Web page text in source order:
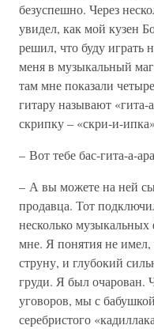
безуспешно. Через
увидел, как мой кузен
решил, что буду играть
меня в музыкальный
там мне показали
гитару называют «гита-
скрипку – «скри-и-
– Вот тебе бас-гита-а-
– А вы можете на ней
продавца. Тот
несколько
мне. Я понятия не имел,
струну, и глубокий
груди. Я был очарован.
уговоров, мы с
серебристого